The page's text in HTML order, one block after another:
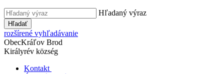
Hľadaný výraz
Hľadať
rozšírené vyhľadávanie
ObecKráľov Brod
Királyrév község
Kontakt